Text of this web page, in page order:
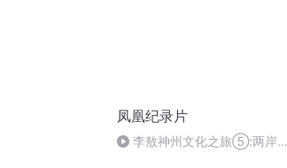
凤凰纪录片
李敖神州文化之旅⑤:两岸三